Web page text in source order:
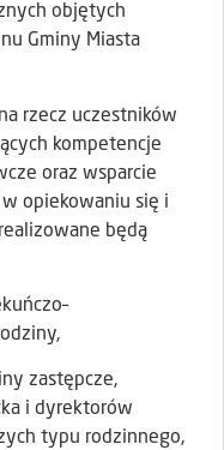
objętych
Gminy Miasta
rzecz uczestników
kompetencje
oraz wsparcie
opiekowaniu się i
będą
zastępcze,
i dyrektorów
typu rodzinnego,